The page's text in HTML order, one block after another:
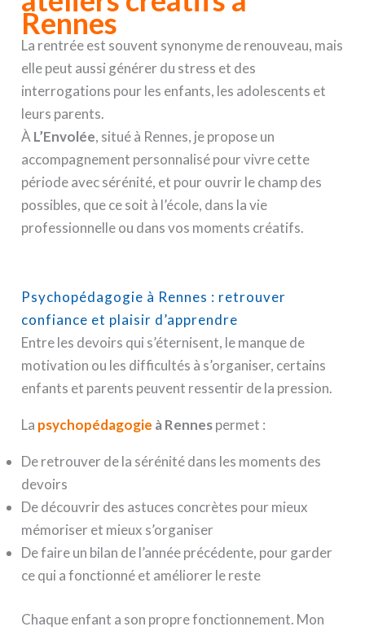
Rennes
La rentrée est souvent synonyme de renouveau, mais
elle peut aussi générer du stress et des
interrogations pour les enfants, les adolescents et
leurs parents.
À L’Envolée, situé à Rennes, je propose un
accompagnement personnalisé pour vivre cette
période avec sérénité, et pour ouvrir le champ des
possibles, que ce soit à l’école, dans la vie
professionnelle ou dans vos moments créatifs.
Psychopédagogie à Rennes : retrouver
confiance et plaisir d’apprendre
Entre les devoirs qui s’éternisent, le manque de
motivation ou les difficultés à s’organiser, certains
enfants et parents peuvent ressentir de la pression.
La psychopédagogie à Rennespermet :
De retrouver de la sérénité dans les moments des
devoirs
De découvrir des astuces concrètes pour mieux
mémoriser et mieux s’organiser
De faire un bilan de l’année précédente, pour garder
ce qui a fonctionné et améliorer le reste
Chaque enfant a son propre fonctionnement. Mon